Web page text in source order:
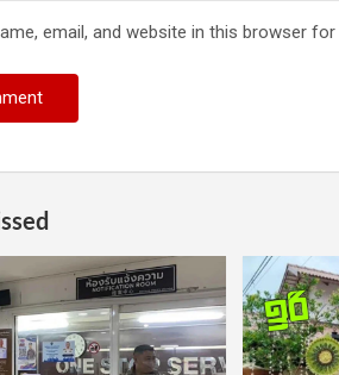
email, and website in this browser